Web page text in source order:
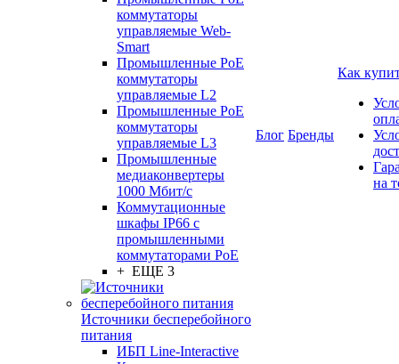
коммутаторы
управляемые Web-
Smart
Промышленные PoE
коммутаторы
управляемые L2
Промышленные PoE
коммутаторы
управляемые L3
Промышленные
медиаконвертеры
1000 Мбит/с
Коммутационные
шкафы IP66 c
промышленными
коммутаторами PoE
+ ЕЩЕ 3
Источники бесперебойного
питания
ИБП Line-Interactive
Блог Бренды
Как
на